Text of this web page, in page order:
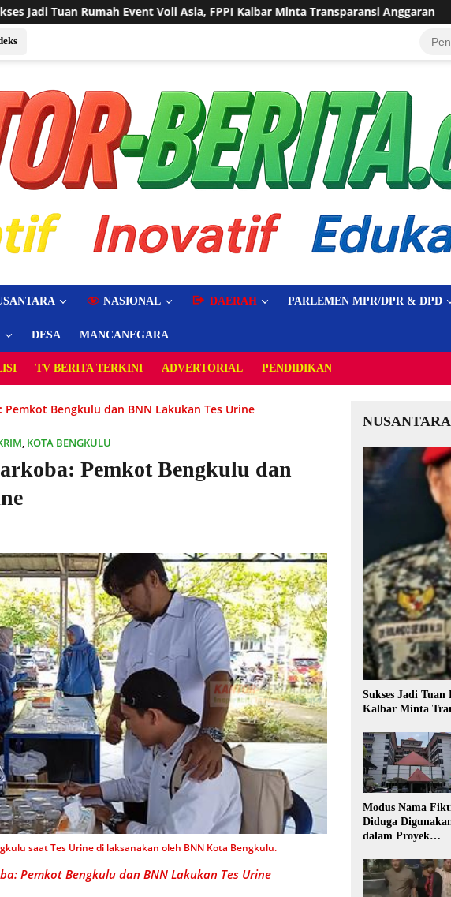
FPPI Kalbar Minta Transparansi Anggaran Sering Dilanda Genangan,
NASIONAL DAERAH PARLEMEN MPR/DPR & DPD
DESA MANCANEGARA
TV BERITA TERKINI ADVERTORIAL PENDIDIKAN
Bengkulu dan BNN Lakukan Tes Urine
, KOTA BENGKULU
Pemkot Bengkulu dan
saat Tes Urine di laksanakan oleh BNN Kota Bengkulu.
Pemkot Bengkulu dan BNN Lakukan Tes Urine
NUSANTARA
Sukses Jadi
Kalbar Minta
Modus Nama
Diduga
dalam Proyek